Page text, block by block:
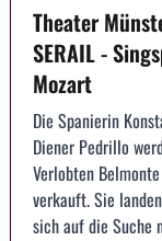
Theater
SERAIL -
Mozart
Die Spanierin
Diener Pedrillo
Verlobten
verkauft. Sie
sich auf die Suche